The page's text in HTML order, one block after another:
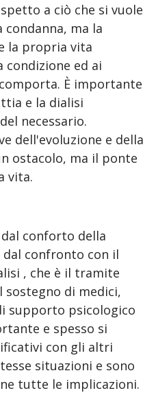
a ciò che si vuole
condanna, ma la
la propria vita
ed ai
È importante
e la dialisi
necessario.
dell'evoluzione e della
ostacolo, ma il ponte
vita.
conforto della
confronto con il
, che è il tramite
di medici,
supporto psicologico
e spesso si
con gli altri
situazioni e sono
tutte le implicazioni.